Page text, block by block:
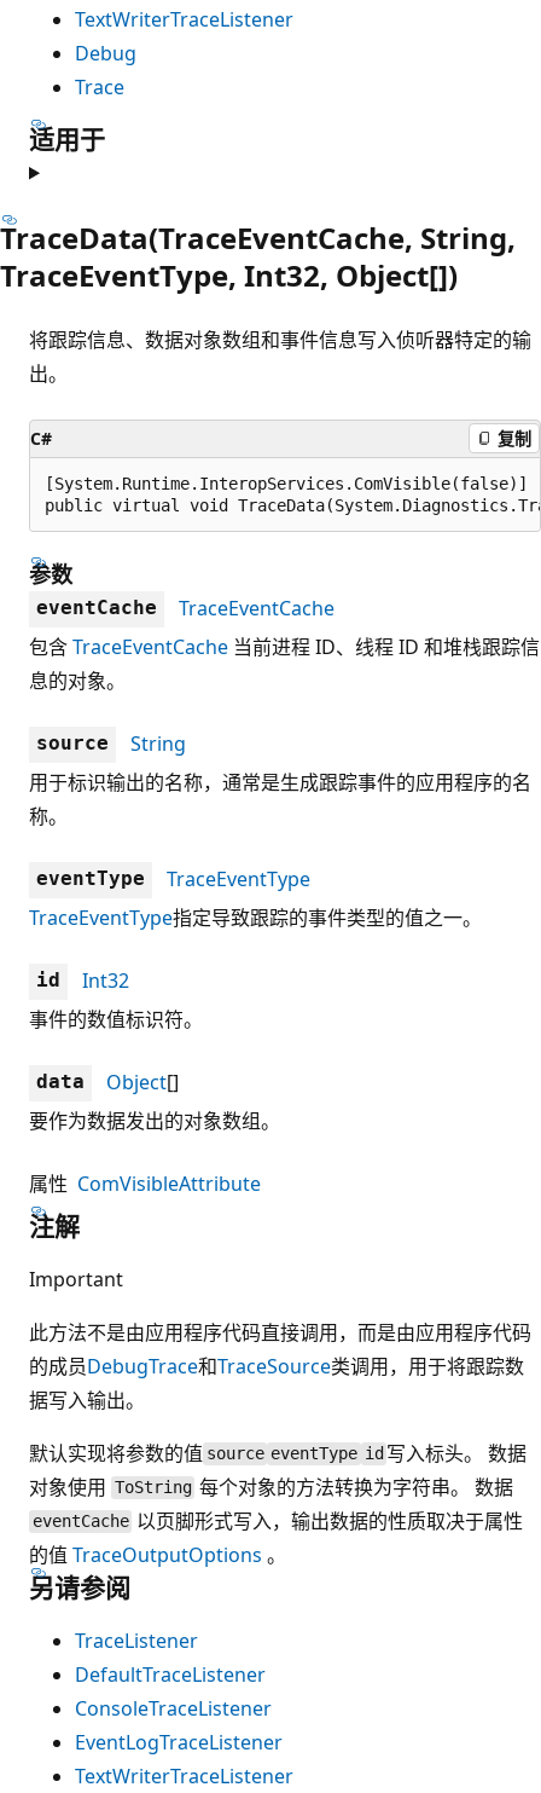
TextWriterTraceListener
Debug
Trace
适用于
TraceData(TraceEventCache, String,
TraceEventType, Int32, Object[])
将跟踪信息、数据对象数组和事件信息写入侦听器特定的输
出。
C# 复制
[System.Runtime.InteropServices.ComVisible(false)]
public virtual void
参数
eventCache
TraceEventCache
包含TraceEventCache 当前进程 ID、线程 ID 和堆栈跟踪信
息的对象。
source
String
用于标识输出的名称，通常是生成跟踪事件的应用程序的名
称。
eventType
TraceEventType
TraceEventType指定导致跟踪的事件类型的值之一。
id
Int32
事件的数值标识符。
data Object[]
要作为数据发出的对象数组。
属性 ComVisibleAttribute
注解
Important
此方法不是由应用程序代码直接调用，而是由应用程序代码
的成员DebugTrace和TraceSource类调用，用于将跟踪数
据写入输出。
默认实现将参数的值 source eventType id 写入标头。 数据
对象使用 ToString 每个对象的方法转换为字符串。 数据
eventCache 以页脚形式写入，输出数据的性质取决于属性
的值 TraceOutputOptions 。
另请参阅
TraceListener
DefaultTraceListener
ConsoleTraceListener
EventLogTraceListener
TextWriterTraceListener